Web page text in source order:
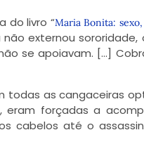
do livro “Maria Bonita:
externou
se apoiavam. […]
todas as cangaceiras
forçadas a
cabelos até o